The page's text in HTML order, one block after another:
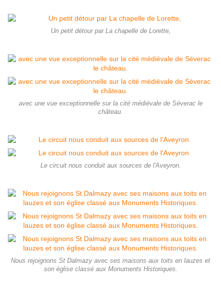
Un petit détour par La chapelle de Lorette,
avec une vue exceptionnelle sur la cité médiévale de Séverac le
château.
Le circuit nous conduit aux sources de l'Aveyron.
Nous rejoignons St Dalmazy avec ses maisons aux toits en lauzes et
son église classé aux Monuments Historiques.